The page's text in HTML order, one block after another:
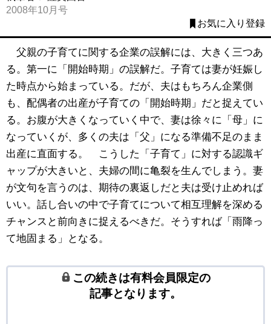
2008年10月号
お気に入り登録
父親の子育てに関する企業の誤解には、大きく三つあ
る。第一に「開始時期」の誤解だ。子育ては妻が妊娠し
た時点から始まっている。だが、夫はもちろん企業側
も、配偶者の出産が子育ての「開始時期」だと捉えてい
る。お腹が大きくなっていく中で、妻は徐々に「母」に
なっていくが、多くの夫は「父」になる準備不足のまま
出産に直面する。 こうした「子育て」に対する認識ギ
ャップが大きいと、夫婦の間に亀裂を生んでしまう。妻
が文句を言うのは、期待の裏返しだと夫は受け止めれば
いい。話し合いの中で子育てについて相互理解を深める
チャンスと前向きに捉えるべきだ。そうすれば「雨降っ
て地固まる」となる。
この続きは有料会員限定の
記事となります。